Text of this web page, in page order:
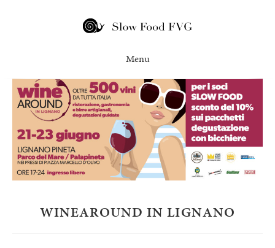
WINEAROUND IN LIGNANO